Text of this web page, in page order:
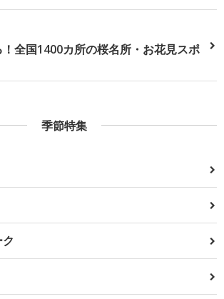
全国1400カ所の桜名所・お花見スポ
季節特集